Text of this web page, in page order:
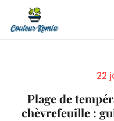
content
22
Plage de
chèvrefeuille :